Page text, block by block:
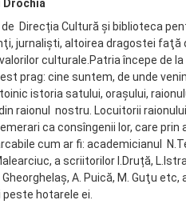
Drochia
Direcția Cultură și biblioteca
jurnalişti, altoirea dragostei
culturale.Patria începe de
prag: cine suntem, de unde
istoria satului, oraşului,
raionul nostru. Locuitorii
ca consîngenii lor, care
cum ar fi: academicianul
a scriitorilor I.Druță,
A. Puică, M. Guţu
hotarele ei.